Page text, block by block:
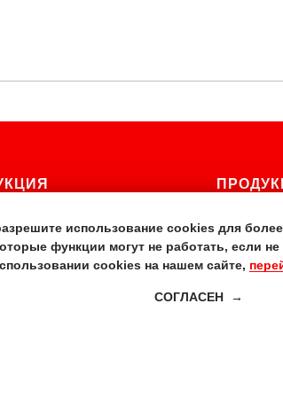
использование cookies для
функции могут не работать, если
cookies на нашем сайте,
СОГЛАСЕН
Дизайн
Прочее